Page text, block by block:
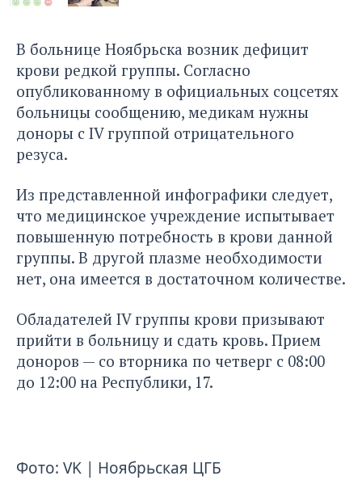
В больнице Ноябрьска возник дефицит
крови редкой группы. Согласно
опубликованному в официальных соцсетях
больницы сообщению, медикам нужны
доноры с IV группой отрицательного
резуса.
Из представленной инфографики следует,
что медицинское учреждение испытывает
повышенную потребность в крови данной
группы. В другой плазме необходимости
нет, она имеется в достаточном количестве.
Обладателей IV группы крови призывают
прийти в больницу и сдать кровь. Прием
доноров — со вторника по четверг с 08:00
до 12:00 на Республики, 17.
Фото: VK | Ноябрьская ЦГБ